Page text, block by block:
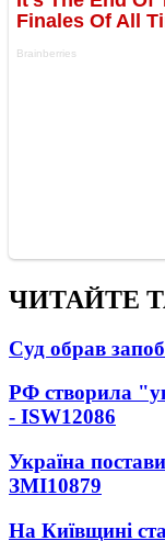
ЧИТАЙТЕ
Суд обрав
РФ створила
- ISW12086
Україна
ЗМІ10879
На Київщині